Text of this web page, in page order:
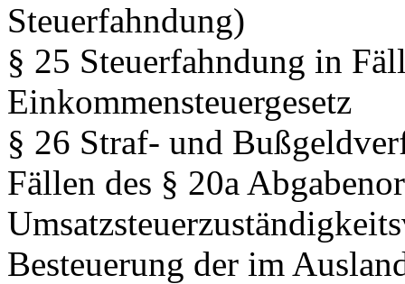
Steuerfahndung)
§ 25 Steuerfahndung in
Einkommensteuergesetz
§ 26 Straf- und
Fällen des § 20a
Besteuerung der im